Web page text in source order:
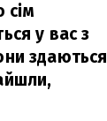
сім
у вас з
здаються